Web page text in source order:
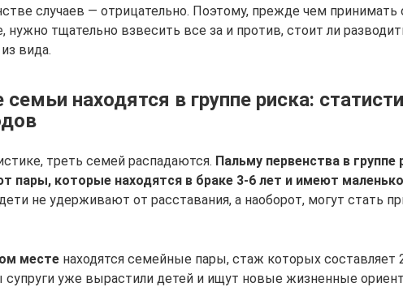
случаев — отрицательно. Поэтому, прежде чем принимать
нужно тщательно взвесить все за и против, стоит ли
вида.
семьи находятся в группе риска:
треть семей распадаются. Пальму первенства в группе
пары, которые находятся в браке 3-6 лет и имеют
не удерживают от расставания, а наоборот, могут стать
месте находятся семейные пары, стаж которых составляет
супруги уже вырастили детей и ищут новые жизненные